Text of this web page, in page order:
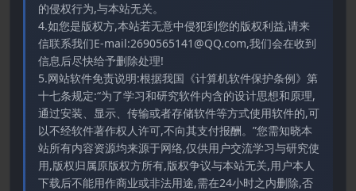
的侵权行为,与本站无关。
4.如您是版权方,本站若无意中侵犯到您的版权利益,请来
信联系我们E-mail:2690565141@QQ.com,我们会在收到
信息后尽快给予删除处理!
5.网站软件免责说明:根据我国《计算机软件保护条例》第
十七条规定:“为了学习和研究软件内含的设计思想和原理,
通过安装、显示、传输或者存储软件等方式使用软件的,可
以不经软件著作权人许可,不向其支付报酬。”您需知晓本
站所有内容资源均来源于网络,仅供用户交流学习与研究使
用,版权归属原版权方所有,版权争议与本站无关,用户本人
下载后不能用作商业或非法用途,需在24小时之内删除,否